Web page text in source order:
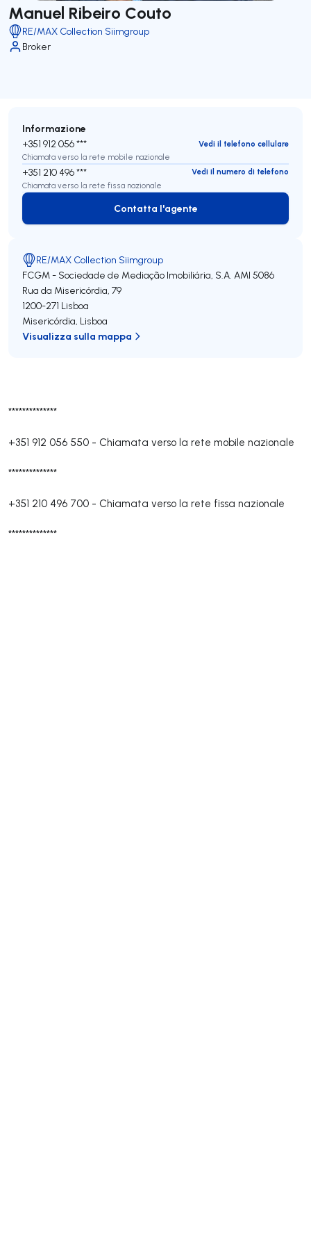
Manuel Ribeiro Couto
RE/MAX Collection Siimgroup
Broker
**************
+351 912 056 550 - Chiamata verso la rete mobile nazionale
**************
+351 210 496 700 - Chiamata verso la rete fissa nazionale
**************
Informazione
+351 912 056 ***
Vedi il telefono cellulare
Chiamata verso la rete mobile nazionale
+351 210 496 ***
Vedi il numero di telefono
Chiamata verso la rete fissa nazionale
Contatta l'agente
Contatta l'agente
RE/MAX Collection Siimgroup
FCGM - Sociedade de Mediação Imobiliária, S.A. AMI 5086
Rua da Misericórdia, 79
1200-271 Lisboa
Misericórdia, Lisboa
Visualizza sulla mappa